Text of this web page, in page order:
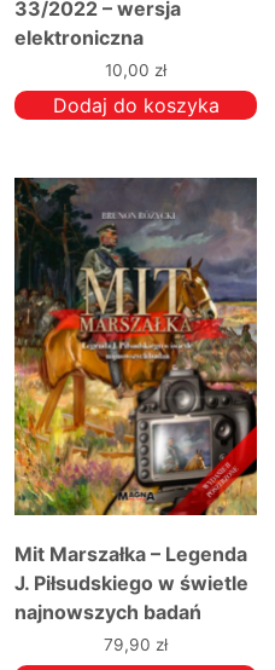
33/2022 – wersja
elektroniczna
10,00zł
Dodaj do koszyka
Mit Marszałka – Legenda
J. Piłsudskiego w świetle
najnowszych badań
79,90 zł